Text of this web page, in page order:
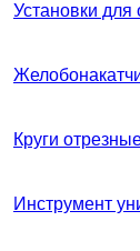
Установки для
Круги
Инструмент